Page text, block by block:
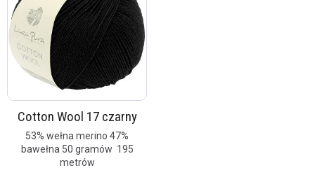
Cotton Wool 17 czarny
53% wełna merino 47%
bawełna 50 gramów 195
metrów